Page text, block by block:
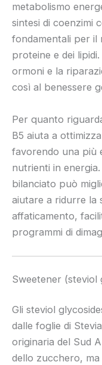
metabolismo
sintesi di coenzimi
fondamentali per il
proteine e dei
ormoni e la
così al benessere
Per quanto
B5 aiuta a
favorendo una più
nutrienti in
bilanciato può
aiutare a ridurre la
affaticamento,
programmi di
Sweetener (steviol
Gli steviol
dalle foglie di
originaria del Sud
dello zucchero,